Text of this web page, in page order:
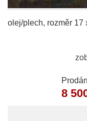
olej/plech, rozměr 17
8